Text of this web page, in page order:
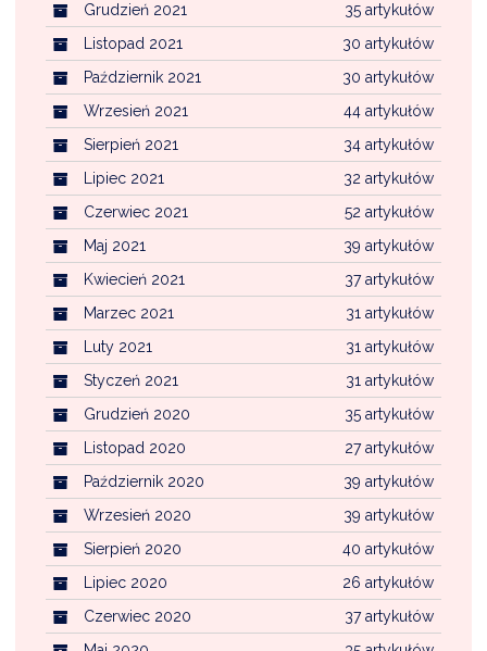
35 artykułów
Grudzień 2021
30 artykułów
Listopad 2021
30 artykułów
Październik 2021
44 artykułów
Wrzesień 2021
34 artykułów
Sierpień 2021
32 artykułów
Lipiec 2021
52 artykułów
Czerwiec 2021
39 artykułów
Maj 2021
37 artykułów
Kwiecień 2021
31 artykułów
Marzec 2021
31 artykułów
Luty 2021
31 artykułów
Styczeń 2021
35 artykułów
Grudzień 2020
27 artykułów
Listopad 2020
39 artykułów
Październik 2020
39 artykułów
Wrzesień 2020
40 artykułów
Sierpień 2020
26 artykułów
Lipiec 2020
37 artykułów
Czerwiec 2020